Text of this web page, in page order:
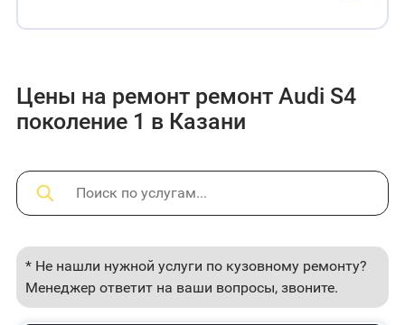
Цены на ремонт ремонт Audi S4
поколение 1 в Казани
* Не нашли нужной услуги по кузовному ремонту?
Менеджер ответит на ваши вопросы, звоните.